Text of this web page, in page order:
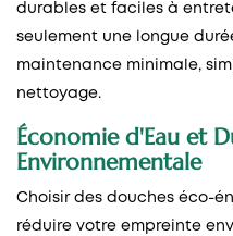
durables et faciles à
seulement une longue
maintenance minimale,
nettoyage.
Économie d'Eau et
Environnementale
Choisir des douches éco-
réduire votre empreinte